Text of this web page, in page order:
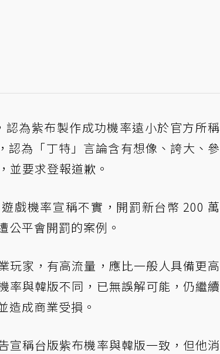
認為紫布製作成功機率遠小於官方所稱
認為「丁特」言論含有想像、誇大、參
並要求登報道歉。
戲機率宣稱不實，開罰新台幣 200 萬
公平會開罰的案例。
玩家，有高流量，應比一般人具備更高
率與韓版不同，已無誤解可能，仍繼續
造成商業受損。
宣稱台版紫布機率與韓版一致，但他消